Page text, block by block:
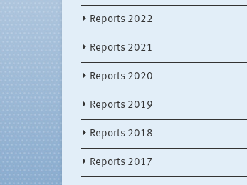
Reports 2022
Reports 2021
Reports 2020
Reports 2019
Reports 2018
Reports 2017